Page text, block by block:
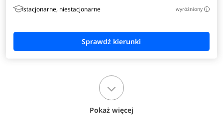
stacjonarne, niestacjonarne wyróżniony i
Pokaż więcej